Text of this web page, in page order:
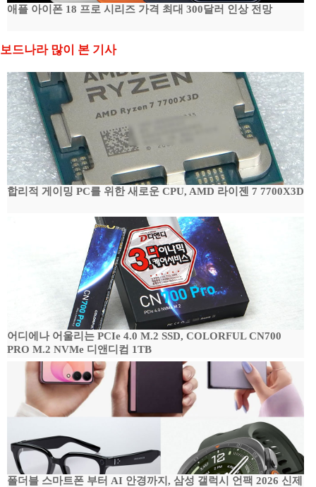
애플 아이폰 18 프로 시리즈 가격 최대 300달러 인상 전망
보드나라 많이 본 기사
합리적 게이밍 PC를 위한 새로운 CPU, AMD 라이젠 7 7700X3D
어디에나 어울리는 PCIe 4.0 M.2 SSD, COLORFUL CN700
PRO M.2 NVMe 디앤디컴 1TB
폴더블 스마트폰 부터 AI 안경까지, 삼성 갤럭시 언팩 2026 신제